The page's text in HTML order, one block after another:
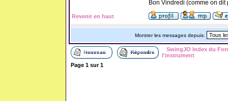
Bon Vindredi (comme on dit
Revenir en haut
Montrer les messages depuis:
SwingJO Index du
l'instrument
Page 1sur1